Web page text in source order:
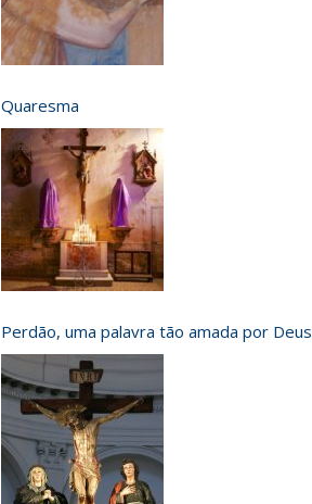
Quaresma
Perdão, uma palavra tão amada por Deus